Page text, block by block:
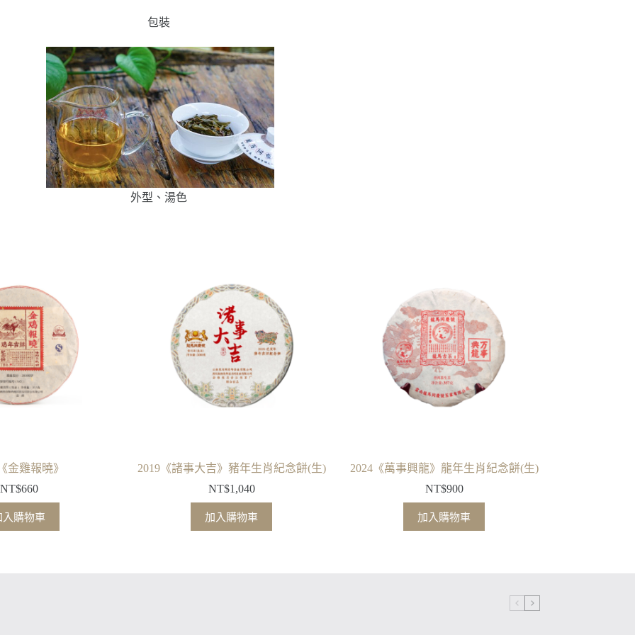
包裝
外型、湯色
金雞報曉》
NT$660
入購物車
2019《諸事大吉》豬年生肖紀念餅(生)
NT$1,040
加入購物車
2024《萬事興龍》龍年生肖紀念餅(生)
NT$900
加入購物車